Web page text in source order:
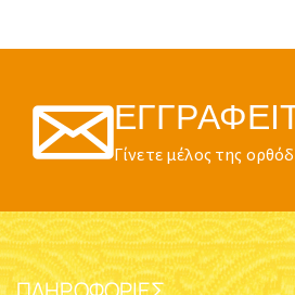
Γίνετε μέλος της